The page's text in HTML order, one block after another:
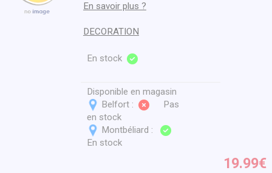
En savoir plus ?
DECORATION
En stock
Disponible en magasin
Belfort :
Pas
en stock
Montbéliard :
En stock
19.99€